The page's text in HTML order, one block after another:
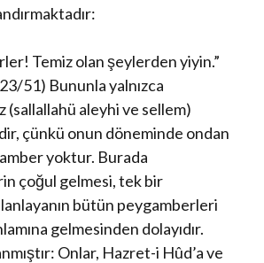
Temiz olan şeylerden yiyin.”
51) Bununla yalnızca
(sallallahü aleyhi ve sellem)
çünkü onun döneminde ondan
yoktur. Burada
çoğul gelmesi, tek bir
bütün peygamberleri
gelmesinden dolayıdır.
Onlar, Hazret-i Hûd’a ve